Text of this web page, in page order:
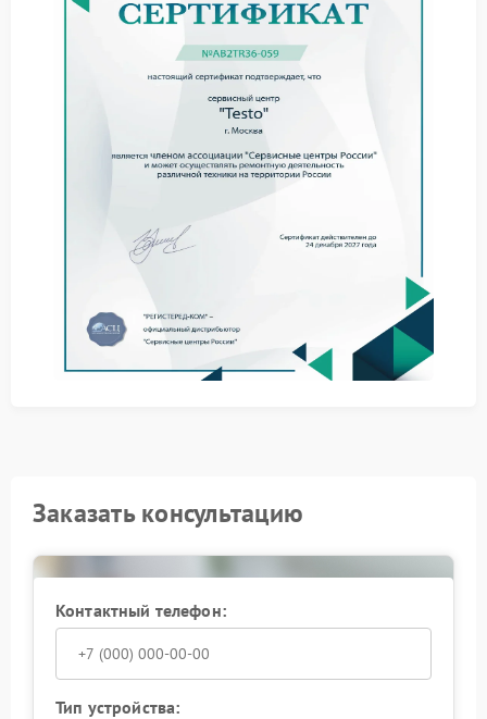
базовые действия, которые часто стабилизируют
перезагрузите прибор и извлеките карту памяти,
затем запустите без нее;
освободите память, удалив лишние файлы через
меню устройства;
сравните версию прошивки с актуальной и
Если после этих действий зависания сохраняются,
самостоятельные попытки переустановки ПО из
сомнительных источников повышают риск ошибок
Ремонт в сервисном центре
диагностика программной части и журналов
перепрошивка с сохранением заводских
параметров;
калибровочных коэффициентов.
После ремонта проводится контрольная съемка и
тест функциональных режимов, чтобы тепловизор
Заказать консультацию
Контактный телефон:
Тип устройства: